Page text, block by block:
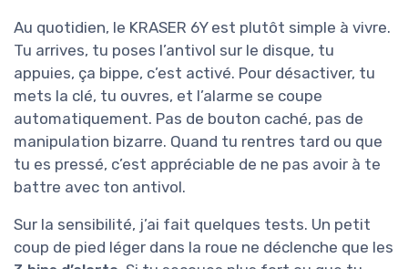
Au quotidien, le KRASER 6Y est plutôt simple à vivre.
Tu arrives, tu poses l’antivol sur le disque, tu
appuies, ça bippe, c’est activé. Pour désactiver, tu
mets la clé, tu ouvres, et l’alarme se coupe
automatiquement. Pas de bouton caché, pas de
manipulation bizarre. Quand tu rentres tard ou que
tu es pressé, c’est appréciable de ne pas avoir à te
battre avec ton antivol.
Sur la sensibilité, j’ai fait quelques tests. Un petit
coup de pied léger dans la roue ne déclenche que les